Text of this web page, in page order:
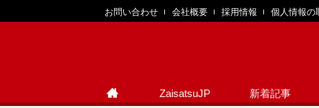
お問い合わせ 会社概要 採用情報 個人情報の
ZaisatsuJP 新着記事